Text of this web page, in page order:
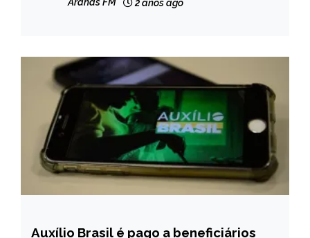
2 anos ago
BRASIL
Auxílio Brasil é pago a beneficiários